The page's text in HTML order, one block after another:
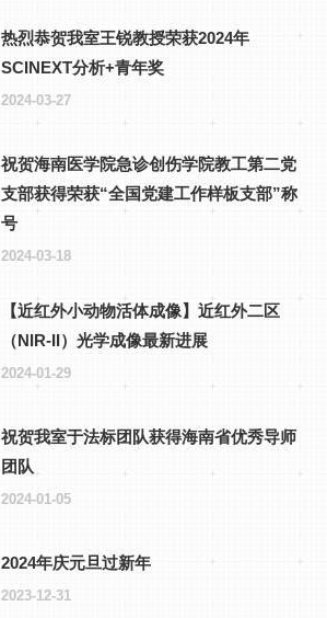
热烈恭贺我室王锐教授荣获2024年
SCINEXT分析+青年奖
2024-03-27
祝贺海南医学院急诊创伤学院教工第二党
支部获得荣获“全国党建工作样板支部”称
号
2024-03-18
【近红外小动物活体成像】近红外二区
（NIR-II）光学成像最新进展
2024-01-29
祝贺我室于法标团队获得海南省优秀导师
团队
2024-01-05
2024年庆元旦过新年
2023-12-31